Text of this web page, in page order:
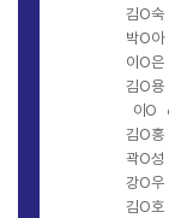
김O숙
박O아
이O은
김O용
이O
김O홍
곽O성
강O우
김O호